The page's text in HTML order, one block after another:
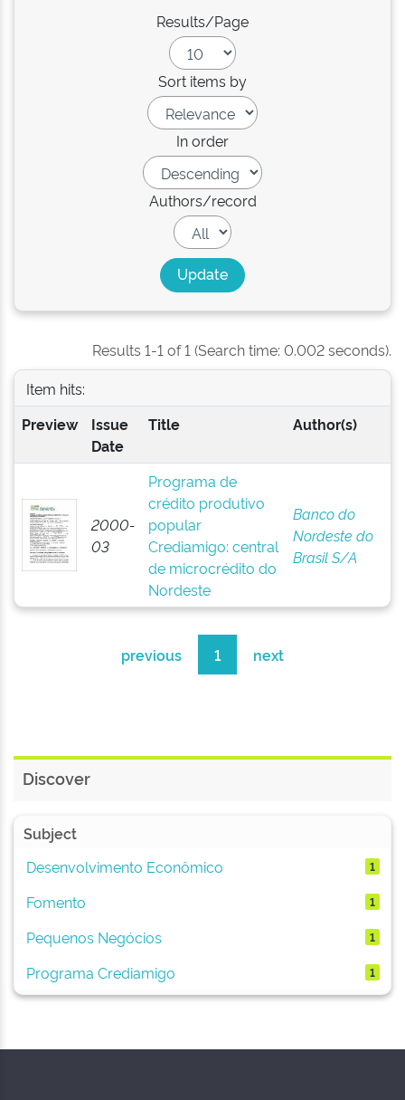
Results/Page
Sort items by
In order
Authors/record
Results 1-1 of 1 (Search time: 0.002 seconds).
Item hits:
Preview
Issue
Date
Title Author(s)
2000-
03
Programa de
crédito produtivo
popular
Crediamigo: central
de microcrédito do
Nordeste
Banco do
Nordeste do
Brasil S/A
previous 1 next
Discover
Subject
Desenvolvimento Econômico
1
Fomento 1
Pequenos Negócios 1
Programa Crediamigo 1